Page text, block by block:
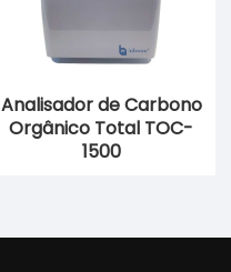
Analisador de Carbono
Orgânico Total TOC-
1500